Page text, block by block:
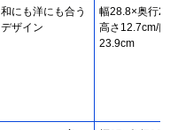
和にも洋にも合う
デザイン
幅28.8×奥行
高さ12.7cm/口
23.9cm